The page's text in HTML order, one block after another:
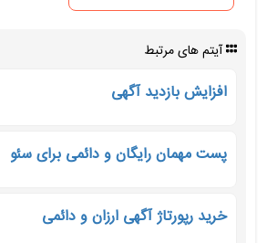
آیتم های مرتبط
افزایش بازدید آگهی
پست مهمان رایگان و دائمی برای سئو
خرید رپورتاژ آگهی ارزان و دائمی